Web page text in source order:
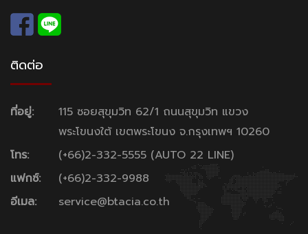
ติดต่อ
ที่อยู่:
115 ซอยสุขุมวิท 62/1 ถนนสุขุมวิท แขวง
พระโขนงใต้ เขตพระโขนง จ.กรุงเทพฯ 10260
โทร:
(+66)2-332-5555 (AUTO 22 LINE)
แฟกซ์:
(+66)2-332-9988
อีเมล:
service@btacia.co.th